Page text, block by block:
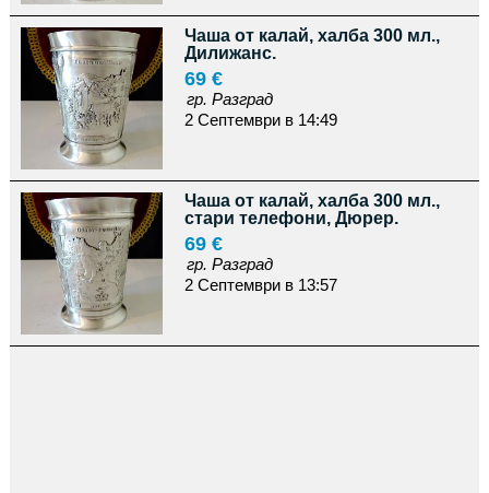
Чаша от калай, халба 300 мл.,
Дилижанс.
69 €
гр. Разград
2 Септември в 14:49
Чаша от калай, халба 300 мл.,
стари телефони, Дюрер.
69 €
гр. Разград
2 Септември в 13:57